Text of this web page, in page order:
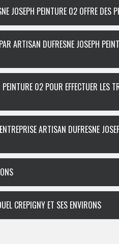
JOSEPH PEINTURE 02 OFFRE DES
ARTISAN DUFRESNE JOSEPH
02 POUR EFFECTUER LES
ARTISAN DUFRESNE
CREPIGNY ET SES ENVIRONS